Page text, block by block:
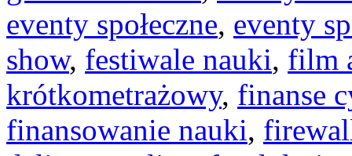
eventy społeczne, eventy
show, festiwale nauki, film
krótkometrażowy, finanse
finansowanie nauki,